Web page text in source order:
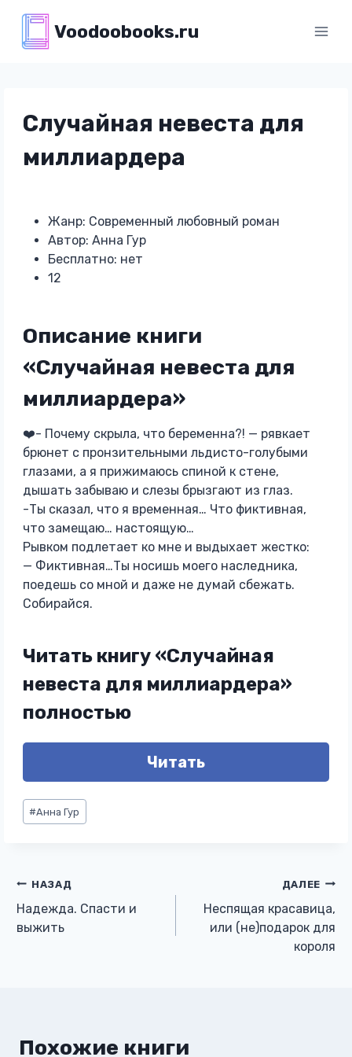
содержимому
Voodoobooks.ru
Случайная невеста для
миллиардера
Жанр: Современный любовный роман
Автор: Анна Гур
Бесплатно: нет
12
Описание книги
«Случайная невеста для
миллиардера»
❤️- Почему скрыла, что беременна?! — рявкает
брюнет с пронзительными льдисто-голубыми
глазами, а я прижимаюсь спиной к стене,
дышать забываю и слезы брызгают из глаз.
-Ты сказал, что я временная… Что фиктивная,
что замещаю… настоящую…
Рывком подлетает ко мне и выдыхает жестко:
— Фиктивная…Ты носишь моего наследника,
поедешь со мной и даже не думай сбежать.
Собирайся.
Читать книгу «Случайная
невеста для миллиардера»
полностью
Читать
Метки
записи:
#Анна Гур
Навигация
по
НАЗАД
Надежда. Спасти и
выжить
ДАЛЕЕ
Неспящая красавица,
или (не)подарок для
короля
Похожие книги